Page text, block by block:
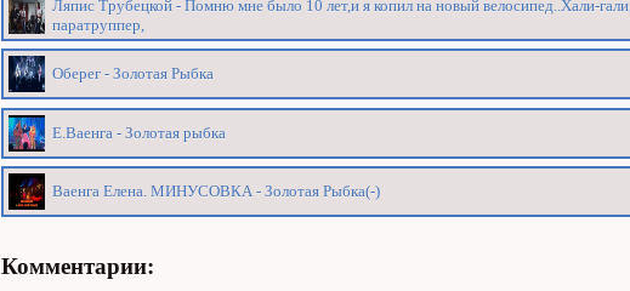
Ляпис Трубецкой - Помню мне было 10 лет,и я копил на новый велосипед..Хали-гали,
паратруппер,
Оберег - Золотая Рыбка
Е.Ваенга - Золотая рыбка
Ваенга Елена. МИНУСОВКА - Золотая Рыбка(-)
Комментарии: